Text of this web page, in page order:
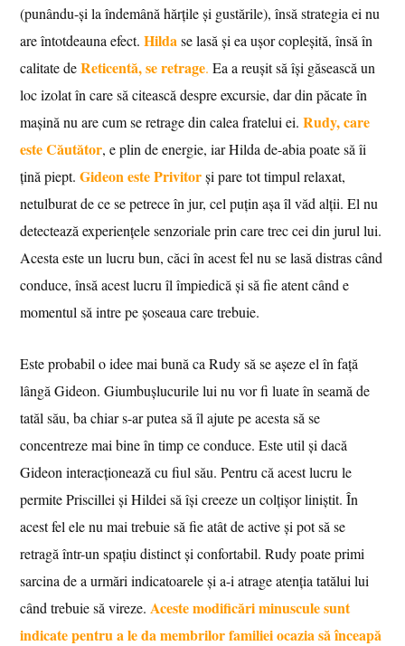
(punându-și la îndemână hărțile și gustările), însă strategia ei nu
are întotdeauna efect. Hildase lasă și ea ușor copleșită, însă în
calitate deReticentă, se retrage. Ea a reușit să își găsească un
loc izolat în care să citească despre excursie, dar din păcate în
mașină nu are cum se retrage din calea fratelui ei.Rudy, care
este Căutător, e plin de energie, iar Hilda de-abia poate să îi
țină piept.Gideon este Privitor și pare tot timpul relaxat,
netulburat de ce se petrece în jur, cel puțin așa îl văd alții. El nu
detectează experiențele senzoriale prin care trec cei din jurul lui.
Acesta este un lucru bun, căci în acest fel nu se lasă distras când
conduce, însă acest lucru îl împiedică și să fie atent când e
momentul să intre pe șoseaua care trebuie.
Este probabil o idee mai bună ca Rudy să se așeze el în față
lângă Gideon. Giumbușlucurile lui nu vor fi luate în seamă de
tatăl său, ba chiar s-ar putea să îl ajute pe acesta să se
concentreze mai bine în timp ce conduce. Este util și dacă
Gideon interacționează cu fiul său. Pentru că acest lucru le
permite Priscillei și Hildei să își creeze un colțișor liniștit. În
acest fel ele nu mai trebuie să fie atât de active și pot să se
retragă într-un spațiu distinct și confortabil. Rudy poate primi
sarcina de a urmări indicatoarele și a-i atrage atenția tatălui lui
când trebuie să vireze. Aceste modificări minuscule sunt
indicate pentru a le da membrilor familiei ocazia să înceapă